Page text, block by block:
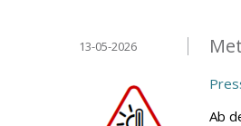
13-05-2026
Ab